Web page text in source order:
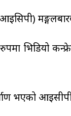
भिडियो
भएको